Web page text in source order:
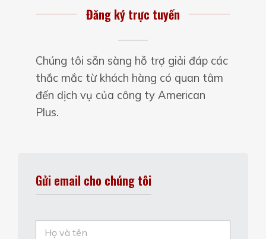
Đăng ký trực tuyến
Chúng tôi sẵn sàng hỗ trợ giải đáp các
thắc mắc từ khách hàng có quan tâm
đến dịch vụ của công ty American
Plus.
Gửi email cho chúng tôi